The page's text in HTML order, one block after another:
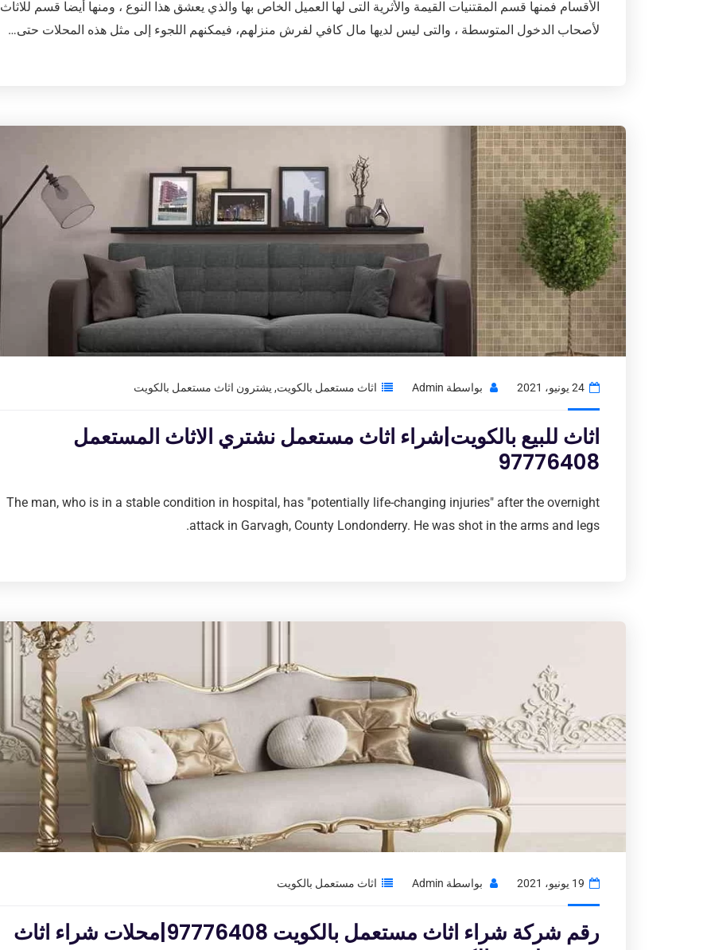
الأقسام فمنها قسم المقتنيات القيمة والأثرية التى لها العميل الخاص بها والذي يعشق هذا النوع ، ومنها أيضا قسم للاثاث
لأصحاب الدخول المتوسطة ، والتى ليس لديها مال كافي لفرش منزلهم، فيمكنهم اللجوء إلى مثل هذه المحلات حتى…
24 يونيو، 2021 بواسطة Admin اثاث مستعمل بالكويت, يشترون اثاث مستعمل بالكويت
اثاث للبيع بالكويت|شراء اثاث مستعمل نشتري الاثاث المستعمل
97776408
The man, who is in a stable condition in hospital, has "potentially life-changing injuries" after the overnight
attack in Garvagh, County Londonderry. He was shot in the arms and legs.
19 يونيو، 2021 بواسطة Admin اثاث مستعمل بالكويت
رقم شركة شراء اثاث مستعمل بالكويت 97776408|محلات شراء اثاث